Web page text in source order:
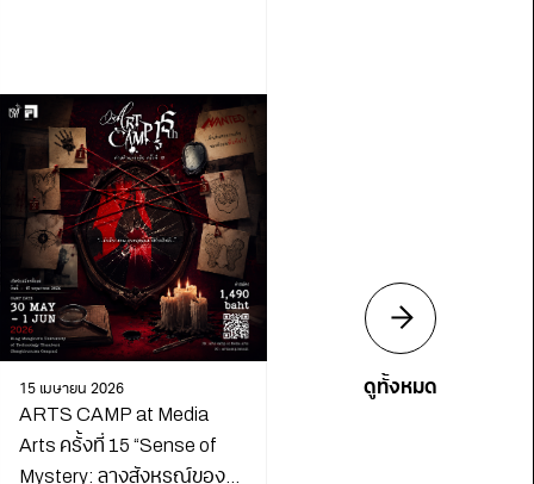
15 เมษายน 2026
ARTS CAMP at Media
Arts ครั้งที่ 15 “Sense of
Mystery: ลางสังหรณ์ของ
ดูทั้งหมด